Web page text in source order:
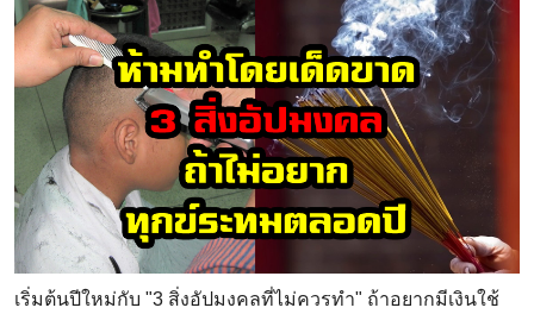
เริ่มต้นปีใหม่กับ "3 สิ่งอัปมงคลที่ไม่ควรทำ" ถ้าอยากมีเงินใช้